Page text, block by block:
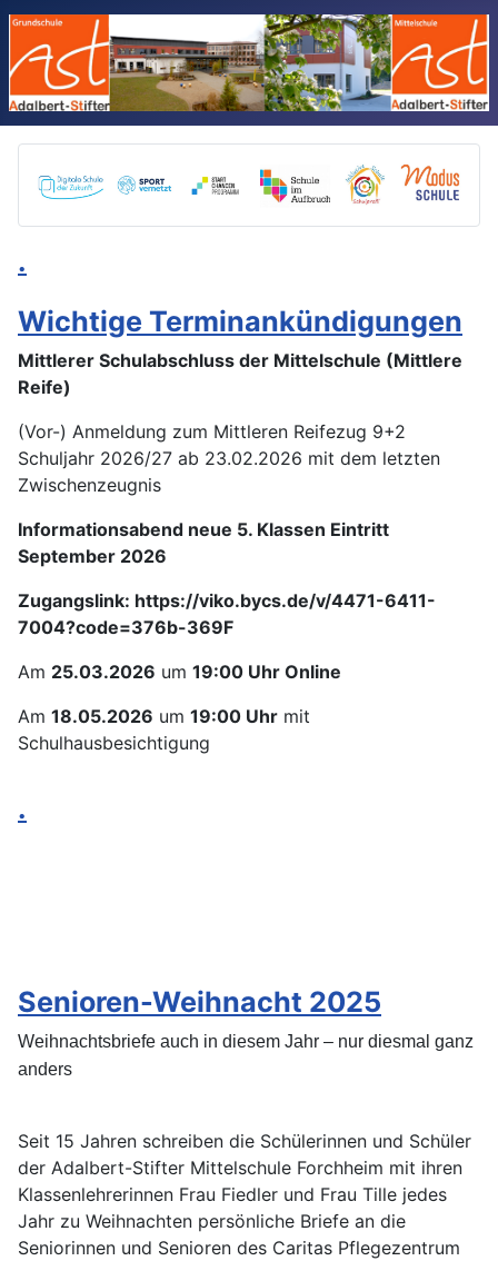
.
Wichtige Terminankündigungen
Mittlerer Schulabschluss der Mittelschule (Mittlere
Reife)
(Vor-) Anmeldung zum Mittleren Reifezug 9+2
Schuljahr 2026/27 ab 23.02.2026 mit dem letzten
Zwischenzeugnis
Informationsabend neue 5. Klassen Eintritt
September 2026
Zugangslink: https://viko.bycs.de/v/4471-6411-
7004?code=376b-369F
Am 25.03.2026 um 19:00 Uhr Online
Am 18.05.2026 um 19:00 Uhr mit
Schulhausbesichtigung
.
Senioren-Weihnacht 2025
Weihnachtsbriefe auch in diesem Jahr – nur diesmal ganz
anders
Seit 15 Jahren schreiben die Schülerinnen und Schüler
der Adalbert-Stifter Mittelschule Forchheim mit ihren
Klassenlehrerinnen Frau Fiedler und Frau Tille jedes
Jahr zu Weihnachten persönliche Briefe an die
Seniorinnen und Senioren des Caritas Pflegezentrum